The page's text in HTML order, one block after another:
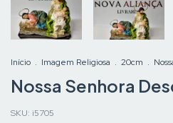
Início . Imagem Religiosa . 20cm .
Nossa Senhora
SKU: i5705